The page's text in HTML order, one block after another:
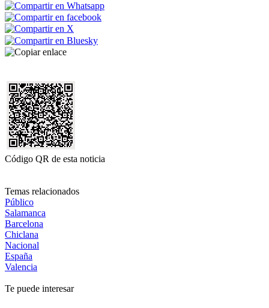
Código QR de esta noticia
Temas relacionados
Público
Salamanca
Barcelona
Chiclana
Nacional
España
Valencia
Te puede interesar